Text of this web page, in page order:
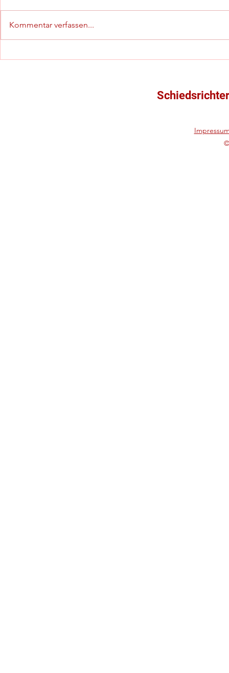
Kommentar verfassen...